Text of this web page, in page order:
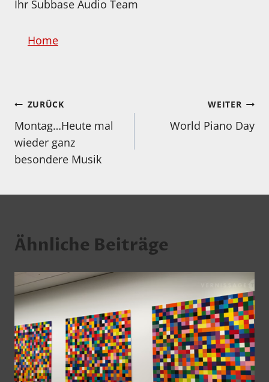
Ihr Subbase Audio Team
Home
Beitragsnavigation
ZURÜCK
Montag…Heute mal
wieder ganz
besondere Musik
WEITER
World Piano Day
Ähnliche Beiträge